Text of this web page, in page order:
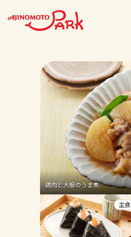
鶏肉と大根のうま煮
主食